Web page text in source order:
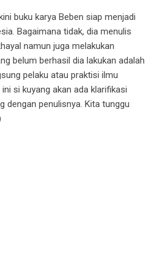
buku karya Beben siap menjadi
Bagaimana tidak, dia menulis
namun juga melakukan
belum berhasil dia lakukan adalah
pelaku atau praktisi ilmu
si kuyang akan ada klarifikasi
penulisnya. Kita tunggu